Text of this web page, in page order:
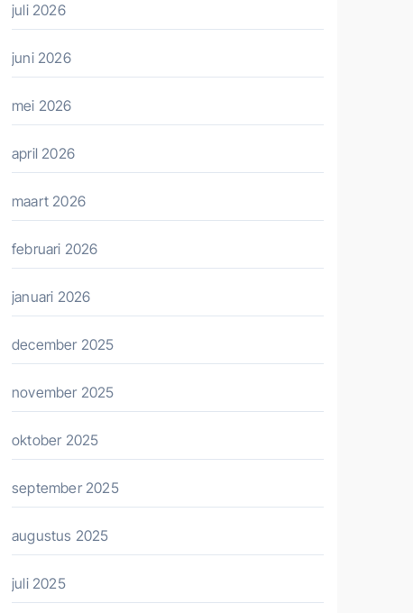
juli 2026
juni 2026
mei 2026
april 2026
maart 2026
februari 2026
januari 2026
december 2025
november 2025
oktober 2025
september 2025
augustus 2025
juli 2025